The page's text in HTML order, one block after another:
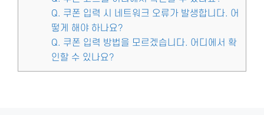
Q. 쿠폰 입력 시 네트워크 오류가 발생합니다. 어
떻게 해야 하나요?
Q. 쿠폰 입력 방법을 모르겠습니다. 어디에서 확
인할 수 있나요?